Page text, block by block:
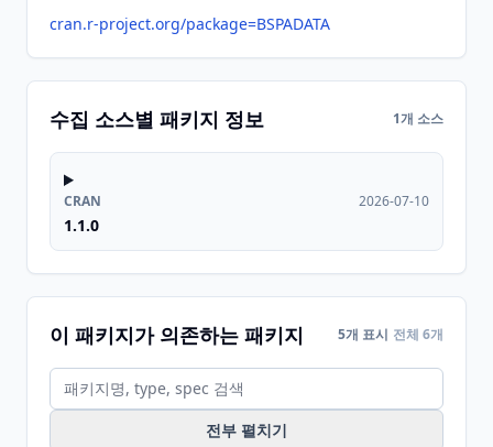
cran.r-project.org/package=BSPADATA
수집 소스별 패키지 정보 1개 소스
CRAN
1.1.0
2026-07-10
이 패키지가 의존하는 패키지 5개 표시 전체 6개
전부 펼치기